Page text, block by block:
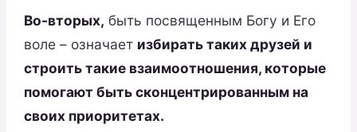
Во-вторых, быть посвященным Богу и Его
воле – означает избирать таких друзей и
строить такие взаимоотношения, которые
помогают быть сконцентрированным на
своих приоритетах.